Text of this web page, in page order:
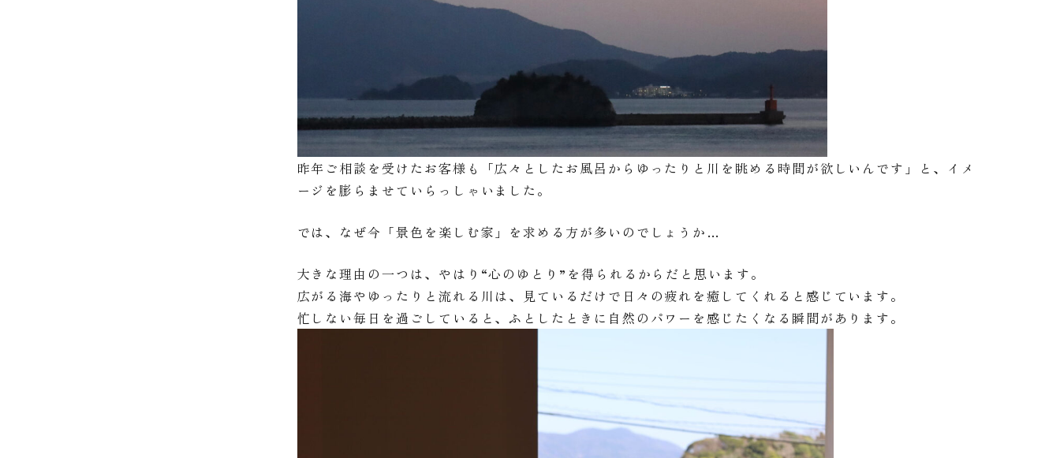
昨年ご相談を受けたお客様も「広々としたお風呂からゆったりと川を眺める時間が欲しいんです」と、イメ
ージを膨らませていらっしゃいました。
では、なぜ今「景色を楽しむ家」を求める方が多いのでしょうか…
大きな理由の一つは、やはり“心のゆとり”を得られるからだと思います。
広がる海やゆったりと流れる川は、見ているだけで日々の疲れを癒してくれると感じています。
忙しない毎日を過ごしていると、ふとしたときに自然のパワーを感じたくなる瞬間があります。